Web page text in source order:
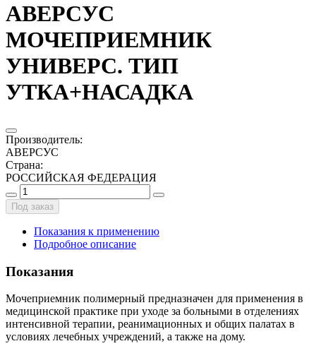
АВЕРСУС
МОЧЕПРИЕМНИК
УНИВЕРС. ТИП
УТКА+НАСАДКА
Производитель:
АВЕРСУС
Страна:
РОССИЙСКАЯ ФЕДЕРАЦИЯ
Под заказ
Показания к применению
Подробное описание
Показания
Мочеприемник полимерный предназначен для применения в
медицинской практике при уходе за больными в отделениях
интенсивной терапии, реанимационных и общих палатах в
условиях лечебных учреждений, а также на дому.